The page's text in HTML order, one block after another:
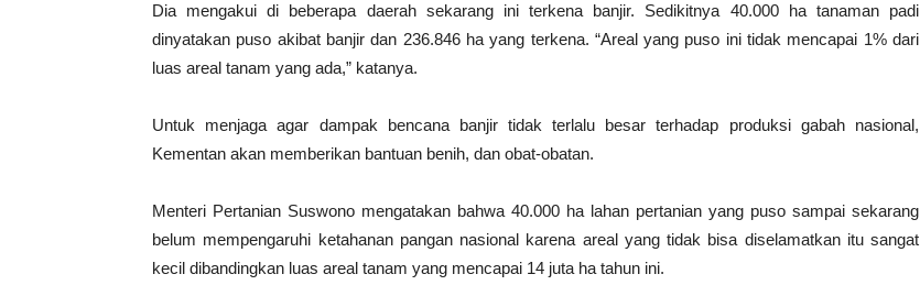
Dia mengakui di beberapa daerah sekarang ini terkena banjir. Sedikitnya 40.000 ha tanaman padi
dinyatakan puso akibat banjir dan 236.846 ha yang terkena. “Areal yang puso ini tidak mencapai 1% dari
luas areal tanam yang ada,” katanya.
Untuk menjaga agar dampak bencana banjir tidak terlalu besar terhadap produksi gabah nasional,
Kementan akan memberikan bantuan benih, dan obat-obatan.
Menteri Pertanian Suswono mengatakan bahwa 40.000 ha lahan pertanian yang puso sampai sekarang
belum mempengaruhi ketahanan pangan nasional karena areal yang tidak bisa diselamatkan itu sangat
kecil dibandingkan luas areal tanam yang mencapai 14 juta ha tahun ini.